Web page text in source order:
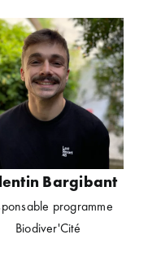
Bargibant
programme
Biodiver'Cité